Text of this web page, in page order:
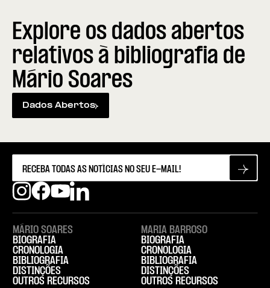
Explore os dados abertos
relativos à bibliografia de
Mário Soares
Dados Abertos
MÁRIO SOARES
BIOGRAFIA
CRONOLOGIA
BIBLIOGRAFIA
DISTINÇÕES
OUTROS RECURSOS
MARIA BARROSO
BIOGRAFIA
CRONOLOGIA
BIBLIOGRAFIA
DISTINÇÕES
OUTROS RECURSOS